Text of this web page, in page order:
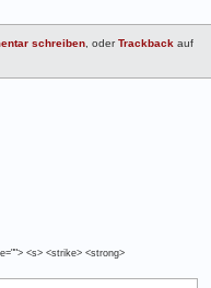
schreiben , oderTrackback auf
<s> <strike> <strong>